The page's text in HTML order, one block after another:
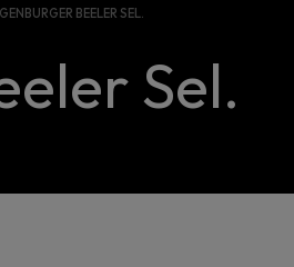
BEELER SEL.
Sel.